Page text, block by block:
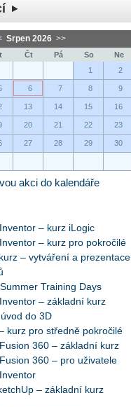
Srpen 2026 >>
Čt Pá So
Ne
1
2
6 7 8 9
13 14 15 16
20 21 22 23
27 28 29 30
akci do kalendáře
– kurz iLogic
– kurz pro pokročilé
– vytváření a prezentace
Training Days
– základní kurz
do 3D
kurz pro středně pokročilé
360 – základní kurz
360 – pro uživatele
– základní kurz